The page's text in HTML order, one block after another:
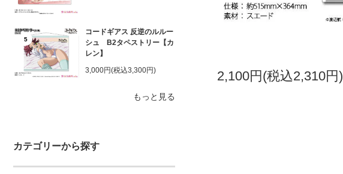
5
コードギアス 反逆のルルー
シュ B2タペストリー【カ
レン】
3,000円(税込3,300円)
もっと見る
カテゴリーから探す
2,100円(税込2,310円)